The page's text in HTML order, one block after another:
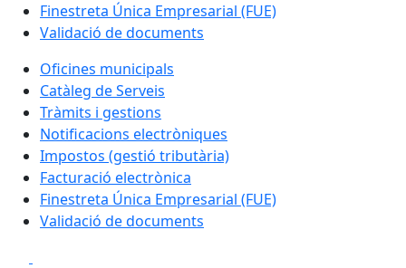
Finestreta Única Empresarial (FUE)
Validació de documents
Oficines municipals
Catàleg de Serveis
Tràmits i gestions
Notificacions electròniques
Impostos (gestió tributària)
Facturació electrònica
Finestreta Única Empresarial (FUE)
Validació de documents